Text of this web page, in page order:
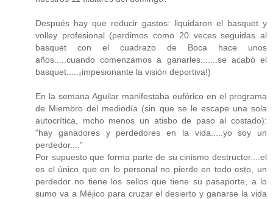
Después hay que reducir gastos: liquidaron el basquet y
volley profesional (perdimos como 20 veces seguidas al
basquet con el cuadrazo de Boca hace unos
años.....cuando comenzamos a ganarles.......se acabó el
basquet.....¡impesionante la visión deportiva!)
En la semana Aguilar manifestaba eufórico en el programa
de Miembro del mediodía (sin que se le escape una sola
autocrítica, mcho menos un atisbo de paso al costado):
"hay ganadores y perdedores en la vida.....yo soy un
perdedor...."
Por supuesto que forma parte de su cinismo destructor....el
es el único que en lo personal no pierde en todo esto, un
perdedor no tiene los sellos que tiene su pasaporte, a lo
sumo va a Méjico para cruzar el desierto y ganarse la vida